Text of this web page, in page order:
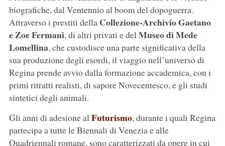
biografiche, dal Ventennio al boom del dopoguerra.
Attraverso i prestiti della Collezione-Archivio Gaetano
e Zoe Fermani, di altri privati e delMuseo di Mede
Lomellina, che custodisce una parte significativa della
sua produzione degli esordi, il viaggio nell’universo di
Regina prende avvio dalla formazione accademica, con i
primi ritratti realisti, di sapore Novecentesco, e gli studi
sintetici degli animali.
Gli anni di adesione alFuturismo, durante i quali Regina
partecipa a tutte le Biennali di Venezia e alle
Quadriennali romane, sono caratterizzati da opere in cui